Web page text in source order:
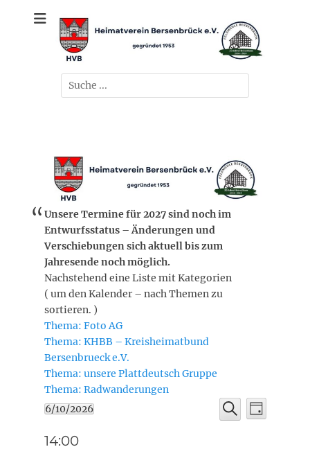
Heimatverein
Bersenbrück e.V.
gegründet 1953
Suchen
nach:
Unsere Termine für 2027 sind noch im
Entwurfsstatus – Änderungen und
Verschiebungen sich aktuell bis zum
Jahresende noch möglich.
Nachstehend eine Liste mit Kategorien
( um den Kalender – nach Themen zu
sortieren. )
Thema: Foto AG
Thema: KHBB – Kreisheimatbund
Bersenbrueck e.V.
Thema: unsere Plattdeutsch Gruppe
Thema: Radwanderungen
Veranstaltungen
Juni
Suche
Suche
Tag
6/10/2026
wählen.
14:00